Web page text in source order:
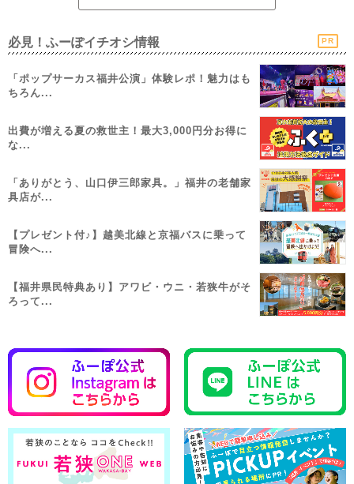
必見！ふーぽイチオシ情報 PR
「ポップサーカス福井公演」体験レポ！魅力はも
ちろん...
出費が増える夏の救世主！最大3,000円分お得に
な...
「ありがとう、山口伊三郎家具。」福井の老舗家
具店が...
【プレゼント付♪】越美北線と京福バスに乗って
冒険へ...
【福井県民特典あり】アワビ・ウニ・若狭牛がそ
ろって...